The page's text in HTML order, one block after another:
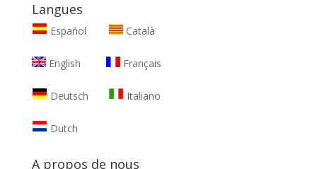
Langues
Español Català
English Français
Deutsch Italiano
Dutch
A propos de nous